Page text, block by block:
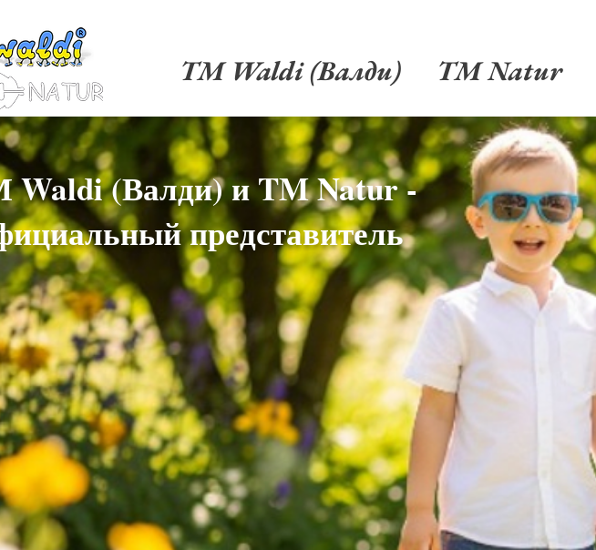
TM Waldi (Валди) TM Natur
(Валди) и TM Natur -
представитель